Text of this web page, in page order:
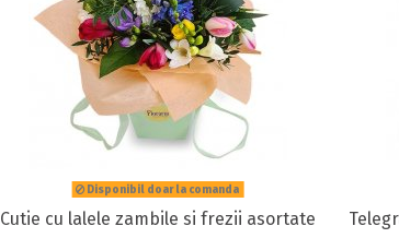
Disponibil doar la comanda
Cutie cu lalele zambile si frezii asortate